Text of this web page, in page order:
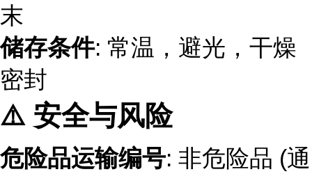
末
储存条件: 常温，避光，干燥
密封
⚠️ 安全与风险
危险品运输编号: 非危险品 (通